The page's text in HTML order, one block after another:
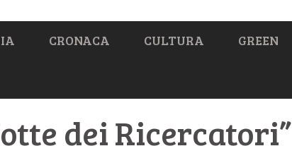
CRONACA CULTURA GREEN
dei Ricercatori”